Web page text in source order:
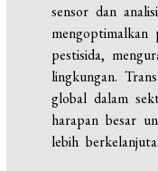
sensor dan
pestisida,
lingkungan.
global dalam
harapan besar
lebih